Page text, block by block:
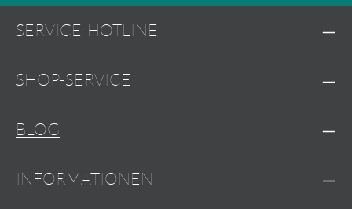
SERVICE-HOTLINE
SHOP-SERVICE
BLOG
INFORMATIONEN